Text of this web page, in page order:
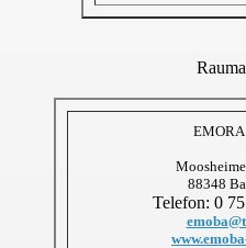
88348
Telefon: 0